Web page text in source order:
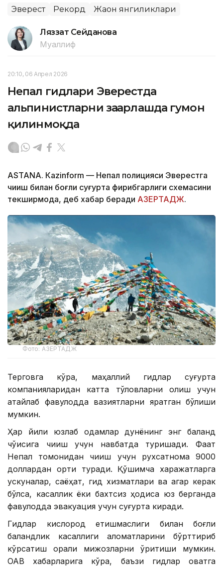
Эверест Рекорд Жаҳон янгиликлари
Ляззат Сейданова
Муаллиф
20:10, 06 Апрел 2026
Непал гидлари Эверестда
альпинистларни заҳарлашда гумон
қилинмоқда
ASTANА. Кazinform — Непал полицияси Эверестга
чиқиш билан боғлиқ суғурта фирибгарлиги схемасини
текширмоқда, деб хабар беради АЗEРТАДЖ.
Фото: АЗЕРТАДЖ
Терговга кўра, маҳаллий гидлар суғурта
компанияларидан катта тўловларни олиш учун
атайлаб фавқулодда вазиятларни яратган бўлиши
мумкин.
Ҳар йили юзлаб одамлар дунёнинг энг баланд
чўққисига чиқиш учун навбатда туришади. Фақат
Непал томонидан чиқиш учун рухсатнома 9000
доллардан ортиқ туради. Қўшимча харажатларга
ускуналар, саёҳат, гид хизматлари ва агар керак
бўлса, касаллик ёки бахтсиз ҳодиса юз берганда
фавқулодда эвакуация учун суғурта киради.
Гидлар кислород етишмаслиги билан боғлиқ
баландлик касаллиги аломатларини бўрттириб
кўрсатиш орқали мижозларни қўрқитиши мумкин.
ОАВ хабарларига кўра, баъзи гидлар овқатга